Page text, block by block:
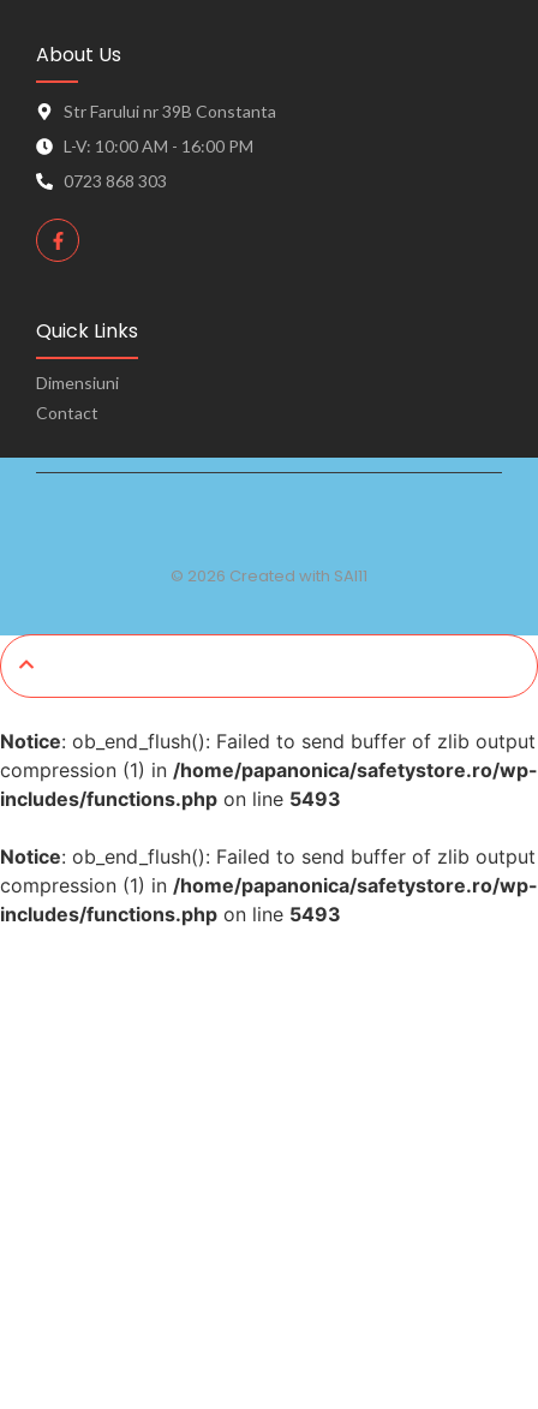
About Us
Str Farului nr 39B Constanta
L-V: 10:00 AM - 16:00 PM
0723 868 303
Quick Links
Dimensiuni
Contact
© 2026 Created with SAI11
Notice: ob_end_flush(): Failed to send buffer of zlib output
compression (1) in /home/papanonica/safetystore.ro/wp-
includes/functions.php on line 5493
Notice: ob_end_flush(): Failed to send buffer of zlib output
compression (1) in /home/papanonica/safetystore.ro/wp-
includes/functions.php on line 5493